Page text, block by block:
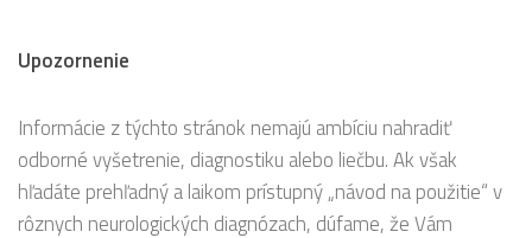
Upozornenie
Informácie z týchto stránok nemajú ambíciu nahradiť
odborné vyšetrenie, diagnostiku alebo liečbu. Ak však
hľadáte prehľadný a laikom prístupný „návod na použitie“ v
rôznych neurologických diagnózach, dúfame, že Vám